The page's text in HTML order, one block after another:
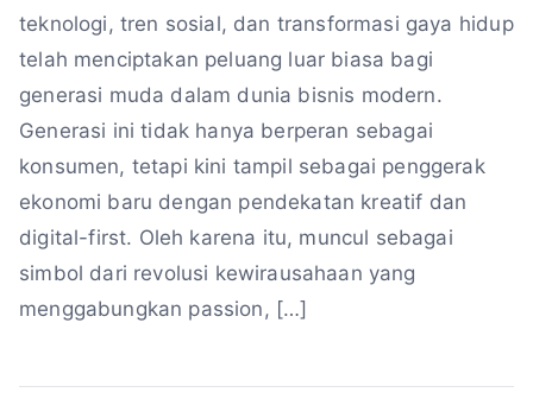
teknologi, tren sosial, dan transformasi gaya hidup
telah menciptakan peluang luar biasa bagi
generasi muda dalam dunia bisnis modern.
Generasi ini tidak hanya berperan sebagai
konsumen, tetapi kini tampil sebagai penggerak
ekonomi baru dengan pendekatan kreatif dan
digital-first. Oleh karena itu, muncul sebagai
simbol dari revolusi kewirausahaan yang
menggabungkan passion, […]